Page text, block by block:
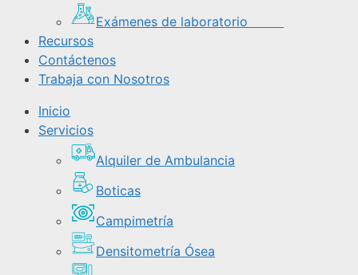
Exámenes de laboratorio
Recursos
Contáctenos
Trabaja con Nosotros
Inicio
Servicios
Alquiler de Ambulancia
Boticas
Campimetría
Densitometría Ósea